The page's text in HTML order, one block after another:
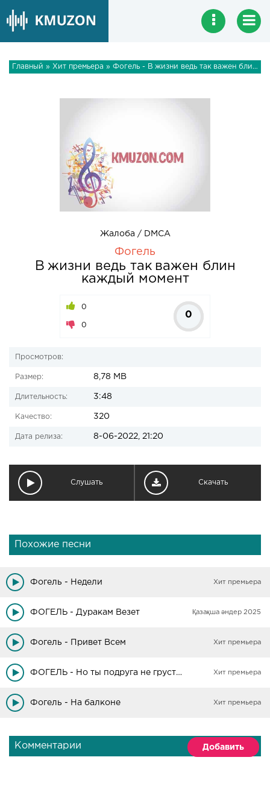
Главный » Хит премьера » Фогель - В жизни ведь так важен блин каждый момент
Жалоба / DMCA
Фогель
В жизни ведь так важен блин
каждый момент
0
0
0
Просмотров:
Размер: 8,78 MB
Длительность: 3:48
Качество: 320
Дата релиза: 8-06-2022, 21:20
Слушать Скачать
Похожие песни
Фогель - Недели Хит премьера
ФОГЕЛЬ - Дуракам Везет Қазақша әндер 2025
Фогель - Привет Всем Хит премьера
ФОГЕЛЬ - Но ты подруга не грусти и не плачь (Мальчик) Хит премьера
Фогель - На балконе Хит премьера
Комментарии Добавить